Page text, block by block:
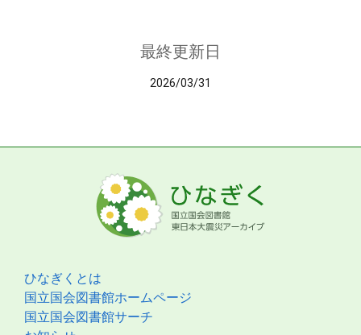
最終更新日
2026/03/31
ひなぎくとは
国立国会図書館ホームページ
国立国会図書館サーチ